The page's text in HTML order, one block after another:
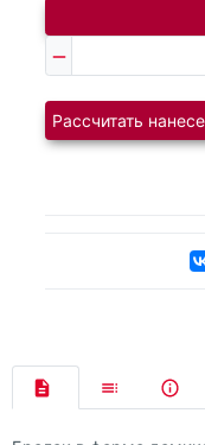
Рассчитать